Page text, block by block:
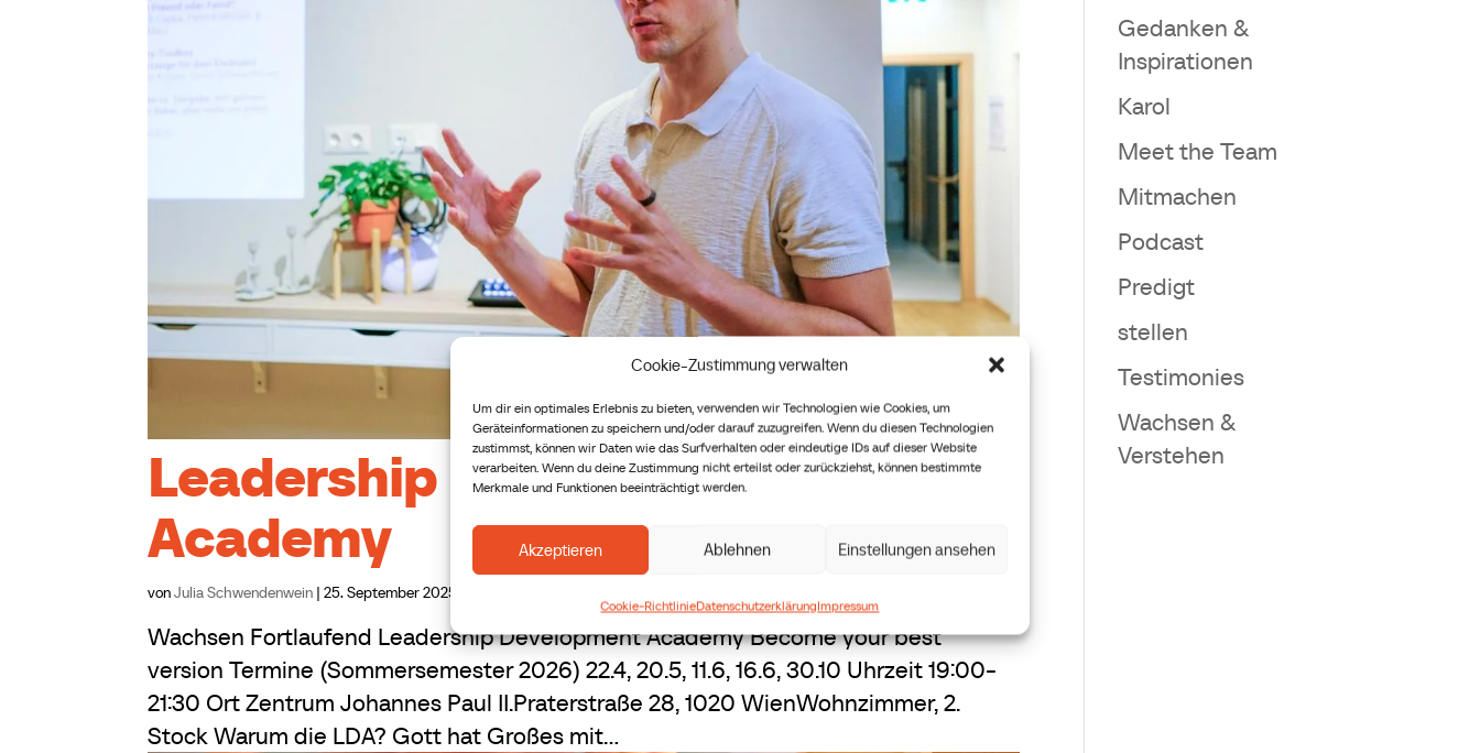
Cookie-Zustimmung verwalten
Um dir ein optimales Erlebnis zu bieten, verwenden wir Technologien wie Cookies, um
Geräteinformationen zu speichern und/oder darauf zuzugreifen. Wenn du diesen Technologien
zustimmst, können wir Daten wie das Surfverhalten oder eindeutige IDs auf dieser Website
verarbeiten. Wenn du deine Zustimmung nicht erteilst oder zurückziehst, können bestimmte
Merkmale und Funktionen beeinträchtigt werden.
Akzeptieren Ablehnen Einstellungen ansehen
Cookie-RichtlinieDatenschutzerklärungImpressum
Leadership Development
Academy
vonJulia Schwendenwein |25. September 2025
Wachsen Fortlaufend Leadership Development Academy Become your best
version Termine (Sommersemester 2026) 22.4, 20.5, 11.6, 16.6, 30.10 Uhrzeit 19:00-
21:30 Ort Zentrum Johannes Paul II.Praterstraße 28, 1020 WienWohnzimmer, 2.
Stock Warum die LDA? Gott hat Großes mit...
Gedanken &
Inspirationen
Karol
Meet the Team
Mitmachen
Podcast
Predigt
stellen
Testimonies
Wachsen &
Verstehen